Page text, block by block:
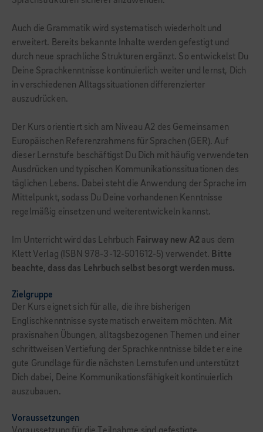
Auch die Grammatik wird systematisch wiederholt und
erweitert. Bereits bekannte Inhalte werden gefestigt und
durch neue sprachliche Strukturen ergänzt. So entwickelst Du
Deine Sprachkenntnisse kontinuierlich weiter und lernst, Dich
in verschiedenen Alltagssituationen differenzierter
auszudrücken.
Der Kurs orientiert sich am Niveau A2 des Gemeinsamen
Europäischen Referenzrahmens für Sprachen (GER). Auf
dieser Lernstufe beschäftigst Du Dich mit häufig verwendeten
Ausdrücken und typischen Kommunikationssituationen des
täglichen Lebens. Dabei steht die Anwendung der Sprache im
Mittelpunkt, sodass Du Deine vorhandenen Kenntnisse
regelmäßig einsetzen und weiterentwickeln kannst.
Im Unterricht wird das Lehrbuch Fairway new A2aus dem
Klett Verlag (ISBN 978-3-12-501612-5) verwendet. Bitte
beachte, dass das Lehrbuch selbst besorgt werden muss.
Zielgruppe
Der Kurs eignet sich für alle, die ihre bisherigen
Englischkenntnisse systematisch erweitern möchten. Mit
praxisnahen Übungen, alltagsbezogenen Themen und einer
schrittweisen Vertiefung der Sprachkenntnisse bildet er eine
gute Grundlage für die nächsten Lernstufen und unterstützt
Dich dabei, Deine Kommunikationsfähigkeit kontinuierlich
auszubauen.
Voraussetzungen